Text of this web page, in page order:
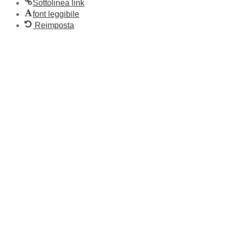
Sottolinea link
font leggibile
Reimposta